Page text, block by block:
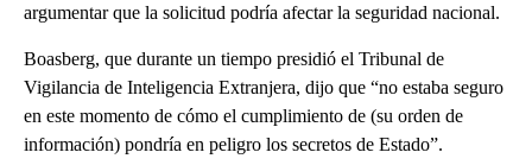
argumentar que la solicitud podría afectar la seguridad nacional.
Boasberg, que durante un tiempo presidió el Tribunal de
Vigilancia de Inteligencia Extranjera, dijo que “no estaba seguro
en este momento de cómo el cumplimiento de (su orden de
información) pondría en peligro los secretos de Estado”.